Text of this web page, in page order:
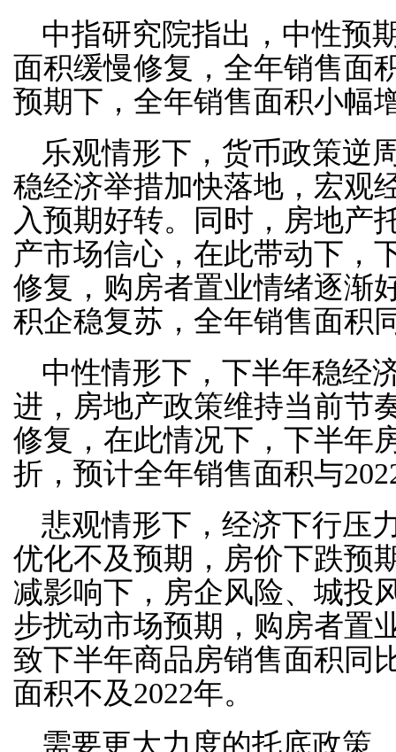
中指研究院指出，中性预
面积缓慢修复，全年销售面
预期下，全年销售面积小幅
乐观情形下，货币政策逆
稳经济举措加快落地，宏观
入预期好转。同时，房地产
产市场信心，在此带动下，
修复，购房者置业情绪逐渐
积企稳复苏，全年销售面积
中性情形下，下半年稳经
进，房地产政策维持当前节
修复，在此情况下，下半年
折，预计全年销售面积与
悲观情形下，经济下行压
优化不及预期，房价下跌预
减影响下，房企风险、城投
步扰动市场预期，购房者置
致下半年商品房销售面积同
面积不及2022年。
需要更大力度的托底政策